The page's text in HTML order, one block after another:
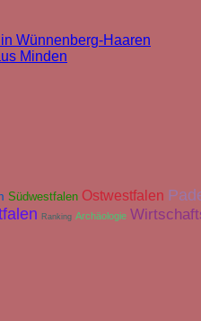
Wünnenberg-Haaren
Minden
Südwestfalen Ostwestfalen
Ranking Archäologie